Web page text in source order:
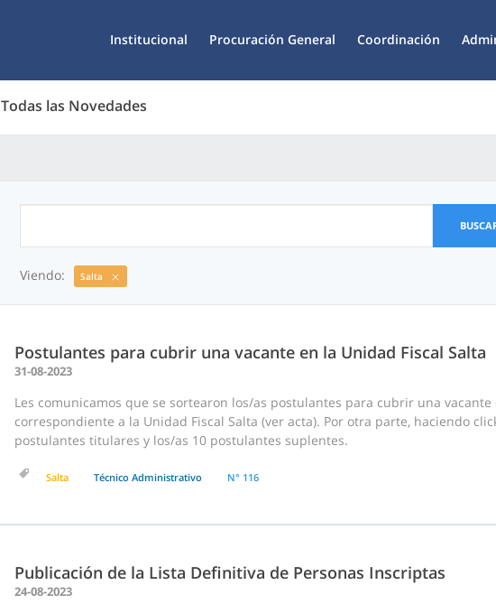
Institucional Procuración General Coordinación
Todas las Novedades
Viendo: Salta
Postulantes para cubrir una vacante en la Unidad Fiscal Salta
31-08-2023
Les comunicamos que se sortearon los/as postulantes para cubrir una
correspondiente a la Unidad Fiscal Salta (ver acta). Por otra parte, haciendo
postulantes titulares y los/as 10 postulantes suplentes.
Salta Técnico Administrativo N° 116
Publicación de la Lista Definitiva de Personas Inscriptas
24-08-2023